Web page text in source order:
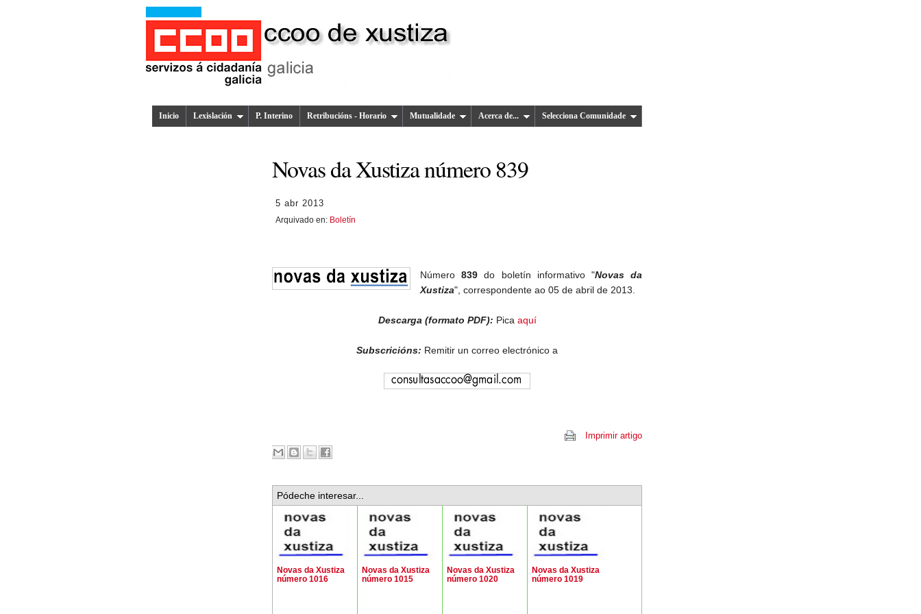
Inicio Lexislación P. Interino Retribucións - Horario Mutualidade Acerca de... Selecciona Comunidade
Novas da Xustiza número 839
5 abr 2013
Arquivado en: Boletín
Número839do boletín informativo "Novas da
Xustiza", correspondente ao 05 de abril de 2013.
Descarga (formato PDF): Pica aquí
Subscricións: Remitir un correo electrónico a
Imprimir artigo
Pódeche interesar...
Novas da Xustiza
número 1016
Novas da Xustiza
número 1015
Novas da Xustiza
número 1020
Novas da Xustiza
número 1019